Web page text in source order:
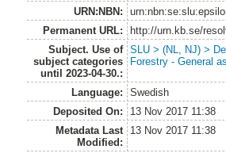
URN:NBN:
Permanent URL:
http://urn.kb.se/
Subject. Use of
subject categories
until 2023-04-30.:
SLU > (NL, NJ) >
Forestry - General
Language:
Swedish
Deposited On:
13 Nov 2017 11:38
Metadata Last
Modified:
13 Nov 2017 11:38